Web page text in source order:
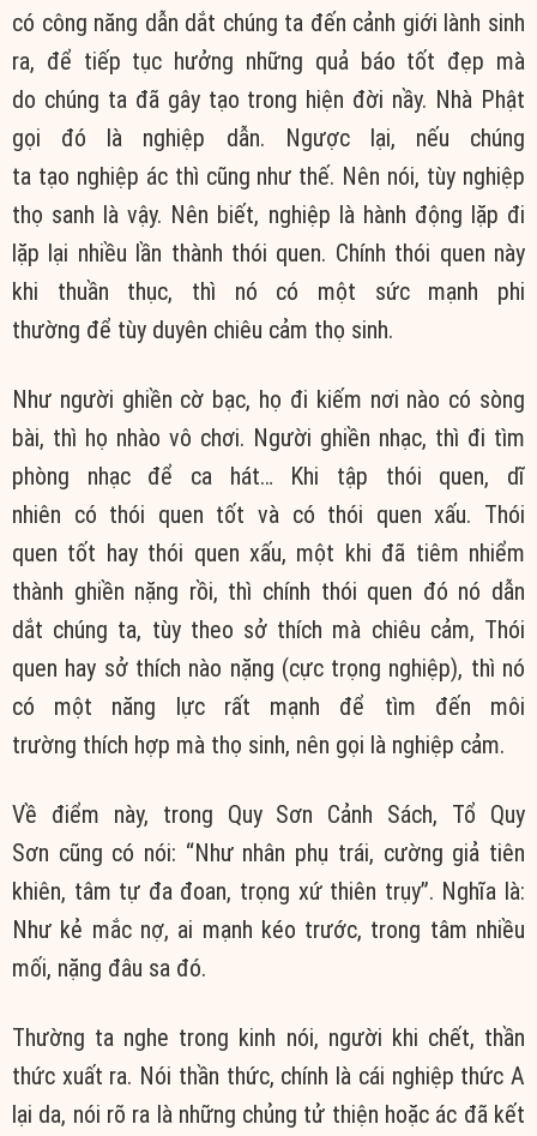
có công năng dẫn dắt chúng ta đến cảnh giới lành sinh
ra, để tiếp tục hưởng những quả báo tốt đẹp mà
do chúng ta đã gây tạo trong hiện đời nầy. Nhà Phật
gọi đó là nghiệp dẫn. Ngược lại, nếu chúng
ta tạo nghiệp ácthì cũng như thế. Nên nói, tùy nghiệp
thọ sanh là vậy. Nên biết, nghiệp là hành động lặp đi
lặp lại nhiều lần thành thói quen. Chính thói quen này
khi thuần thục, thì nó có một sức mạnh
phi
thường để tùy duyên chiêu cảm thọ sinh.
Như người ghiền cờ bạc, họ đi kiếm nơi nào có sòng
bài, thì họ nhào vô chơi. Người ghiền nhạc, thì đi tìm
phòng nhạc để ca hát… Khi tập thói quen, dĩ
nhiên có thói quen tốt và có thói quen xấu. Thói
quen tốt hay thói quen xấu, một khi đã tiêm nhiểm
thành ghiền nặng rồi, thì chính thói quen đó nó dẫn
dắt chúng ta, tùy theo sở thích mà chiêu cảm, Thói
quen hay sở thích nào nặng (cực trọng nghiệp), thì nó
có một năng lựcrất mạnh để tìm đến môi
trường thích hợp mà thọ sinh, nên gọi là nghiệp cảm.
Về điểm này, trong Quy Sơn Cảnh Sách, Tổ Quy
Sơn cũng có nói: “Như nhân phụ trái, cường giả tiên
khiên, tâm tự đa đoan, trọng xứ thiên trụy”. Nghĩa là:
Như kẻ mắc nợ, ai mạnh kéo trước, trong tâm nhiều
mối, nặng đâu sa đó.
Thường ta nghe trong kinh nói, người khi chết, thần
thức xuất ra. Nói thần thức, chính là cái nghiệp thức A
lại da, nói rõ ra là những chủng tử thiện hoặc ác đã kết